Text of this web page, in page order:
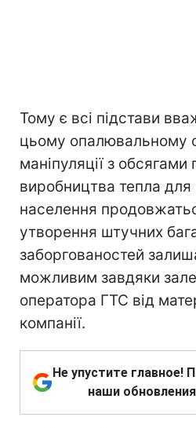
Тому є всі підстави
цьому опалювальному
маніпуляції з обсягами
виробництва тепла для
населення
утворення штучних
заборгованостей
можливим завдяки
оператора ГТС від
компанії.
Не упустите главное!
наши